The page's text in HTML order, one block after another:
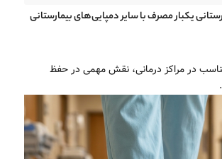
یکبار مصرف با سایر دمپایی‌های بیمارستانی
در مراکز درمانی، نقش مهمی در حفظ